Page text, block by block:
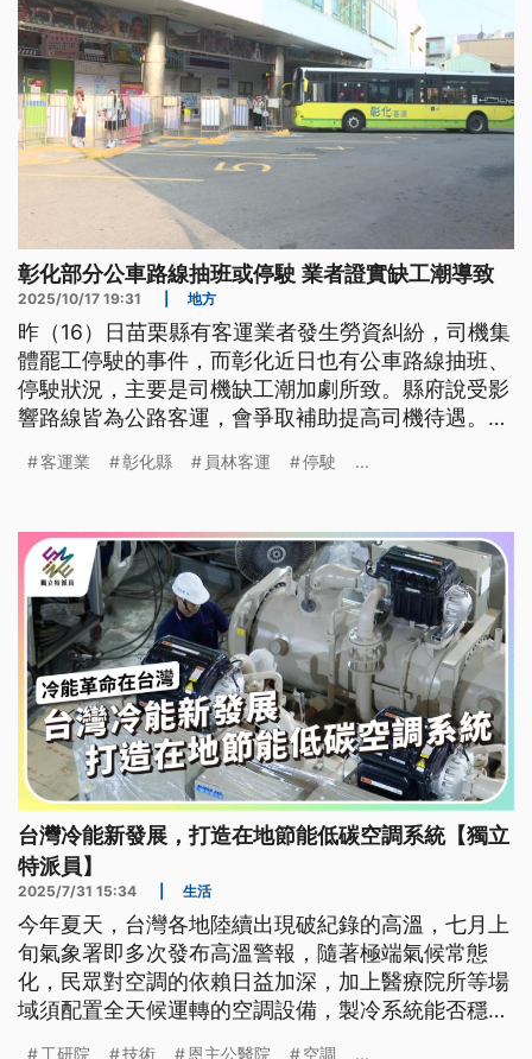
彰化部分公車路線抽班或停駛 業者證實缺工潮導致
2025/10/17 19:31 地方
昨（16）日苗栗縣有客運業者發生勞資糾紛，司機集
體罷工停駛的事件，而彰化近日也有公車路線抽班、
停駛狀況，主要是司機缺工潮加劇所致。縣府說受影
響路線皆為公路客運，會爭取補助提高司機待遇。學
成本，才能跳脫目前的惡性循環。
客運業 彰化縣 員林客運 停駛 ...
台灣冷能新發展，打造在地節能低碳空調系統【獨立
特派員】
2025/7/31 15:34 生活
今年夏天，台灣各地陸續出現破紀錄的高溫，七月上
旬氣象署即多次發布高溫警報，隨著極端氣候常態
化，民眾對空調的依賴日益加深，加上醫療院所等場
域須配置全天候運轉的空調設備，製冷系統能否穩定
工研院 技術 恩主公醫院 空調 ...